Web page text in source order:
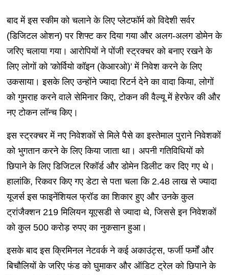
बाद में इस स्कीम को चलाने के लिए प्लेटफॉर्म को विदेशी सर्वर
(डिजिटल ओशन) पर शिफ्ट कर दिया गया और अलग-अलग डोमेन के
जरिए चलाया गया। आरोपियों ने पोंजी स्ट्रक्चर को बनाए रखने के
लिए लोगों को 'कोर्वियो कॉइन (केआरओ)' में निवेश करने के लिए
उकसाया। इसके लिए उन्होंने ज्यादा रिटर्न देने का वादा किया, लोगों
को गुमराह करने वाले सेमिनार किए, टोकन की वैल्यू में हेरफेर की और
नए टोकन लॉन्च किए।
इस स्ट्रक्चर में नए निवेशकों से मिले पैसे का इस्तेमाल पुराने निवेशकों
को भुगतान करने के लिए किया जाता था। अपनी गतिविधियों को
छिपाने के लिए डिजिटल रिकॉर्ड और डोमेन डिलीट कर दिए गए थे।
हालांकि, रिकवर किए गए डेटा से पता चला कि 2.48 लाख से ज्यादा
यूजर्स इस फाइनेंशियल फ्रॉड का शिकार हुए और उनके कुल
ट्रांजैक्शन 219 मिलियन यूएसडी से ज्यादा थे, जिससे इन निवेशकों
को कुल 500 करोड़ रुपए का नुकसान हुआ।
इसके बाद इस क्रिमिनल नेटवर्क ने कई अकाउंट्स, फर्जी फर्मों और
बिचौलियों के जरिए फंड को घुमाकर और ऑडिट ट्रेल को छिपाने के